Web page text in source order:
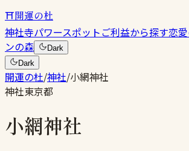
⛩開運の杜
神社寺パワースポットご利益から探す恋
ンの森
Dark
Dark
開運の杜/神社/小網神社
神社東京都
小網神社